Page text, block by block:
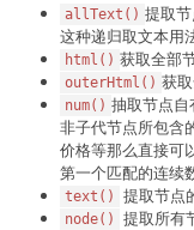
allText() 提取
这种递归取文本用
html() 获取全部
outerHtml() 获
num() 抽取节点自
非子代节点所包含
价格等那么直接可
第一个匹配的连续
text() 提取节点
node() 提取所有